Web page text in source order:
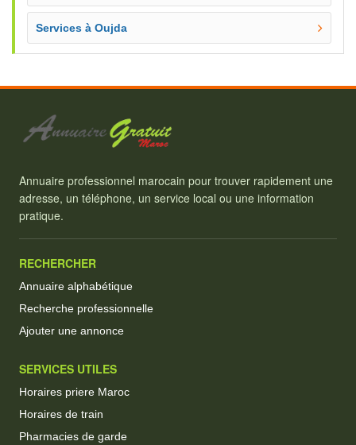
Services à Oujda
Annuaire professionnel marocain pour trouver rapidement une
adresse, un téléphone, un service local ou une information
pratique.
RECHERCHER
Annuaire alphabétique
Recherche professionnelle
Ajouter une annonce
SERVICES UTILES
Horaires priere Maroc
Horaires de train
Pharmacies de garde